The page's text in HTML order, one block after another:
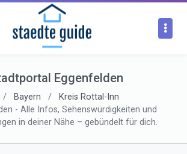
Eggenfelden
Bayern
Kreis Rottal-Inn
- Alle Infos, Sehenswürdigkeiten und
in deiner Nähe – gebündelt für dich.